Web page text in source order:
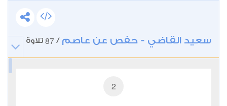
سعيد القاضي - حفص عن عاصم /
87 تلاوة
2